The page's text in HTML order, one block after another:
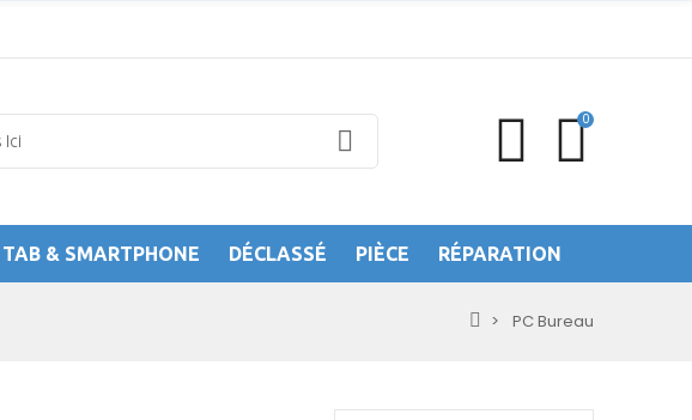
0
TAB & SMARTPHONE DÉCLASSÉ PIÈCE RÉPARATION
PC Bureau